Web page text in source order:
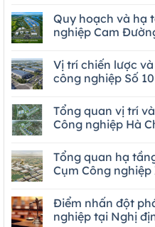
Quy hoạch và hạ
nghiệp Cam
Vị trí chiến lược
công nghiệp Số 10
Tổng quan vị trí
Công nghiệp Hà
Tổng quan hạ
Cụm Công
Điểm nhấn đột
nghiệp tại Nghị